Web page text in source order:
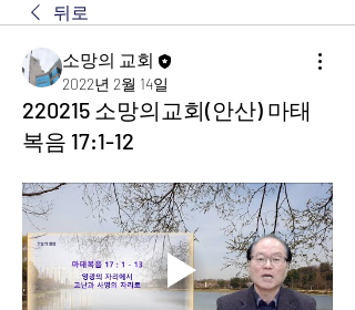
뒤로
소망의 교회
2022년 2월 14일
220215 소망의교회(안산) 마태
복음 17:1-12